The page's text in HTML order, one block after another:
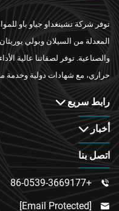
توفر شركة تشينغداو جياو باو
المعدلة من السيلان وبولي
والصناعية. توفر لصقاتنا عالية
حراري، مع شهادات دولية وخدمة ما
رابط سريع
أخبار
اتصل بنا

+86-0539-3669177

[email Protected]